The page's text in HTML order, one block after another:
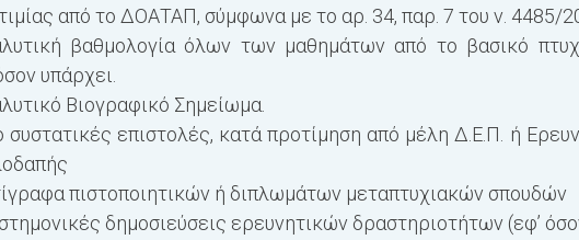
από το ΔΟΑΤΑΠ, σύμφωνα με το αρ. 34, παρ. 7 του ν. 4485/
βαθμολογία όλων των μαθημάτων από το βασικό
υπάρχει.
Βιογραφικό Σημείωμα.
συστατικές επιστολές, κατά προτίμηση από μέλη Δ.Ε.Π. ή
πιστοποιητικών ή διπλωμάτων μεταπτυχιακών σπουδών
δημοσιεύσεις ερευνητικών δραστηριοτήτων (εφ’